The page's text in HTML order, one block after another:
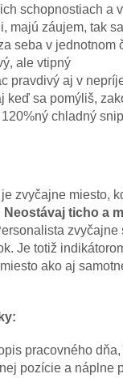
schopnostiach a
majú záujem, tak
seba v jednotnom
ale vtipný
pravdivý aj v
keď sa pomýliš,
chladný
zvyčajne miesto,
Neostávaj ticho a
zvyčajne
Je totiž
ako aj
pracovného
pozície a náplne